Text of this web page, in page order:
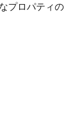
プロパティの